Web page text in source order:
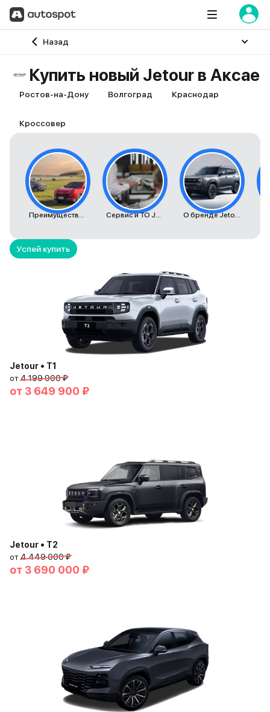
Назад
Главная
Купить новый Jetour в Аксае
Ростов-на-Дону Волгоград Краснодар
Кроссовер
Преимущества автомобилей Jetour Сервис и ТО Jetour О бренде Jetour
Успей купить
Jetour • T1
от4 199 900 ₽
от 3 649 900 ₽
Jetour • T2
от4 449 000 ₽
от 3 690 000 ₽